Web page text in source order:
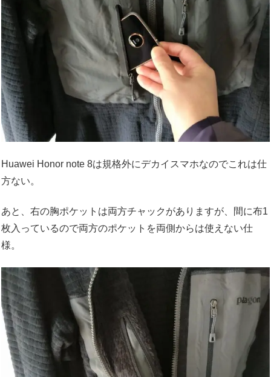
Huawei Honor note 8は規格外にデカイスマホなのでこれは仕
方ない。
あと、右の胸ポケットは両方チャックがありますが、間に布1
枚入っているので両方のポケットを両側からは使えない仕
様。